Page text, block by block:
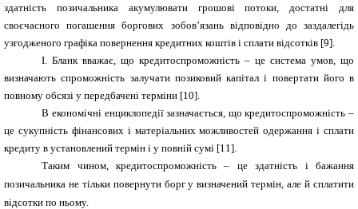
здатність позичальника акумулювати грошові потоки, достатні для
своєчасного погашення боргових зобов’язань відповідно до заздалегідь
узгодженого графіка повернення кредитних коштів і сплати відсотків [9].
І. Бланк вважає, що кредитоспроможність – це система умов, що
визначають спроможність залучати позиковий капітал і повертати його в
повному обсязі у передбачені терміни [10].
В економічні енциклопедії зазначається, що кредитоспроможність –
це сукупність фінансових і матеріальних можливостей одержання і сплати
кредиту в установлений термін і у повній сумі [11].
Таким чином, кредитоспроможність – це здатність і бажання
позичальника не тільки повернути борг у визначений термін, але й сплатити
відсотки по ньому.